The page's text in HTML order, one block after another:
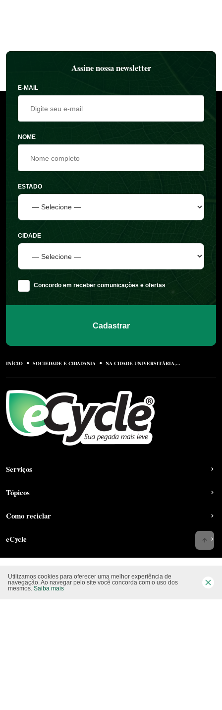
Assine nossa newsletter
E-MAIL
NOME
ESTADO
CIDADE
Concordo em receber comunicações e ofertas
Cadastrar
INÍCIO SOCIEDADE E CIDADANIA NA CIDADE UNIVERSITÁRIA,...
Serviços
Tópicos
Como reciclar
eCycle
Siga-nos nas rede sociais
Utilizamos cookies para oferecer uma melhor experiência de
navegação. Ao navegar pelo site você concorda com o uso dos
mesmos. Saiba mais